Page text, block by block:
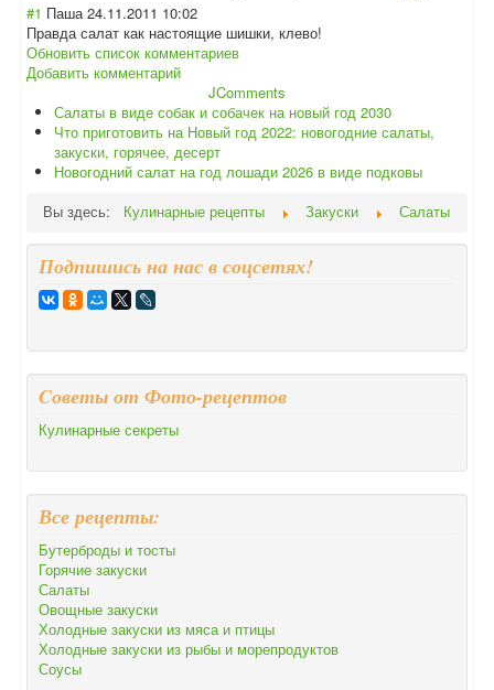
#1 Паша 24.11.2011 10:02
Правда салат как настоящие шишки, клево!
Обновить список комментариев
Добавить комментарий
JComments
Салаты в виде собак и собачек на новый год 2030
Что приготовить на Новый год 2022: новогодние салаты,
закуски, горячее, десерт
Новогодний салат на год лошади 2026 в виде подковы
Вы здесь:
Кулинарные рецепты Закуски Салаты
Подпишись на нас в соцсетях!
Cоветы от Фото-рецептов
Кулинарные секреты
Все рецепты:
Бутерброды и тосты
Горячие закуски
Салаты
Овощные закуски
Холодные закуски из мяса и птицы
Холодные закуски из рыбы и морепродуктов
Соусы